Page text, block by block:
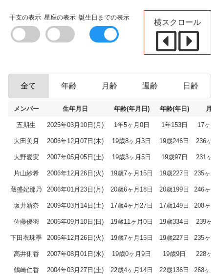
干支の表示 星座の表示 誕生日までの表示
横スクロール
全て 年齢 月齢 週齢 日齢
メンバー 生年月日 年齢(年月日) 年齢(年日) 月齢
五期生 2025年03月10日(月) 1年5ヶ月0日 1年153日 17ヶ月
大田美月 2006年12月07日(木) 19歳8ヶ月3日 19歳246日 236ヶ
大野愛実 2007年05月05日(土) 19歳3ヶ月5日 19歳97日 231ヶ
片山紗希 2006年12月26日(火) 19歳7ヶ月15日 19歳227日 235ヶ月
蔵盛妃那乃 2006年01月23日(月) 20歳6ヶ月18日 20歳199日 246ヶ月
坂井新奈 2009年03月14日(土) 17歳4ヶ月27日 17歳149日 208ヶ月
佐藤優羽 2006年09月10日(日) 19歳11ヶ月0日 19歳334日 239ヶ
下田衣珠季 2006年12月26日(火) 19歳7ヶ月15日 19歳227日 235ヶ月
高井俐香 2007年08月01日(水) 19歳0ヶ月9日 19歳9日 228ヶ
鶴崎仁香 2004年03月27日(土) 22歳4ヶ月14日 22歳136日 268ヶ月